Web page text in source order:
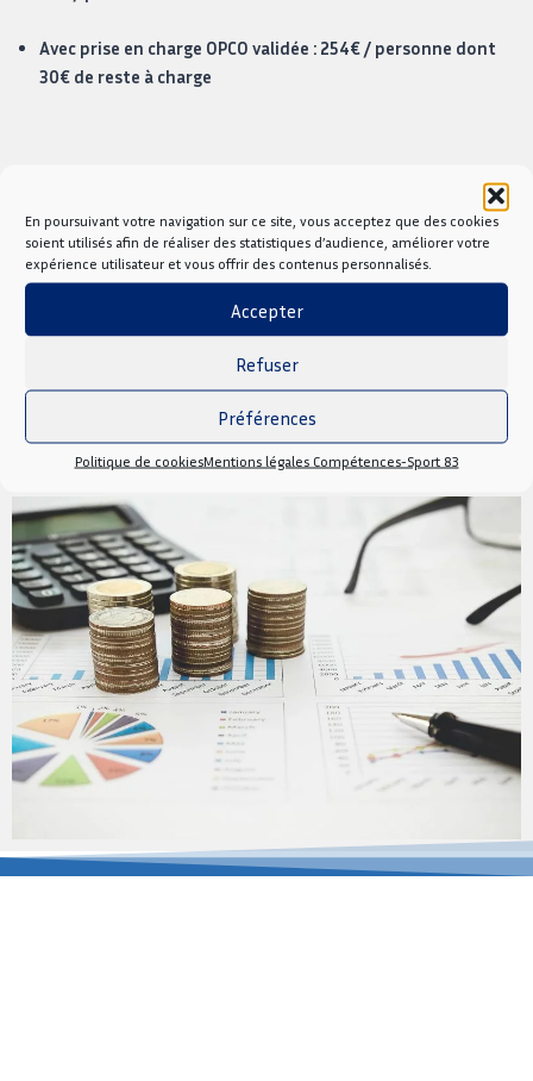
En poursuivant votre navigation sur ce site, vous acceptez que des cookies
soient utilisés afin de réaliser des statistiques d’audience, améliorer votre
expérience utilisateur et vous offrir des contenus personnalisés.
Accepter
Refuser
Préférences
Politique de cookiesMentions légales Compétences-Sport 83
Avec prise en charge OPCO validée : 254€ / personne dont
30€ de reste à charge
Prochaines dates
03/11/26